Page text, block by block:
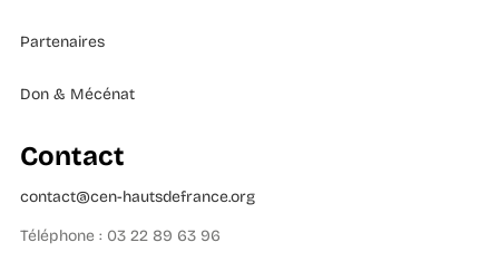
Partenaires
Don & Mécénat
Contact
contact@cen-hautsdefrance.org
Téléphone : 03 22 89 63 96